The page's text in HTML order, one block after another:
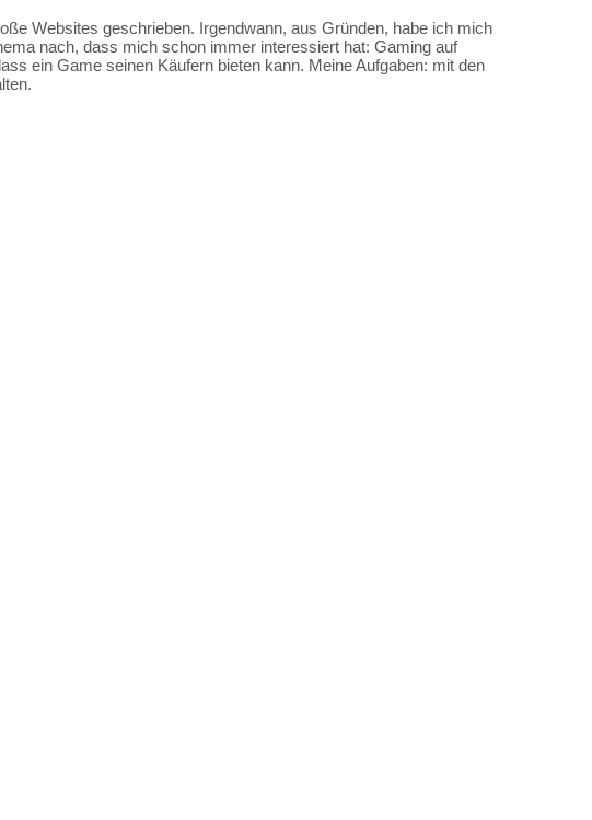
Websites geschrieben. Irgendwann, aus Gründen, habe ich mich
nach, dass mich schon immer interessiert hat: Gaming auf
ein Game seinen Käufern bieten kann. Meine Aufgaben: mit den